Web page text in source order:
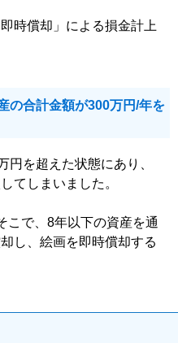
時償却」による損金計上
の合計金額が300万円/年を
円を超えた状態にあり、
てしまいました。
こで、8年以下の資産を通
し、絵画を即時償却する